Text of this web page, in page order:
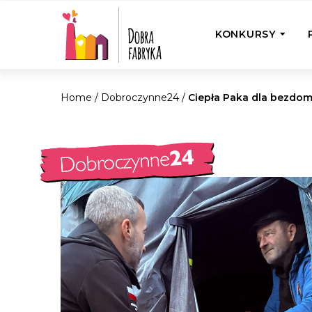
KONKURSY
Wyjedź z
Wyjedź do
Żakowskim z
Home / Dobroczynne24 / Ciepła Paka dla